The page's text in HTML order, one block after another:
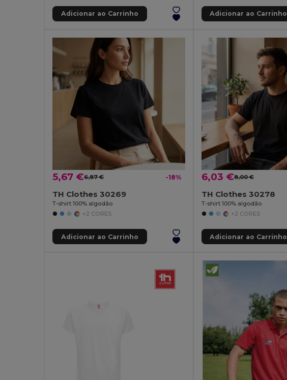
Adicionar ao Carrinho Adicionar ao Carrinho
5,67 €6,87 € -18%
TH Clothes 30269
T-shirt 100% algodão
+2 CORES
Adicionar ao Carrinho
6,03 €8,00 €
TH Clothes 30278
T-shirt 100% algodão
+2 CORES
Adicionar ao Carrinho